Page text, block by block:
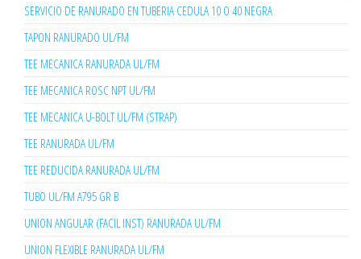
SERVICIO DE RANURADO EN TUBERIA CEDULA 10 O 40 NEGRA
TAPON RANURADO UL/FM
TEE MECANICA RANURADA UL/FM
TEE MECANICA ROSC NPT UL/FM
TEE MECANICA U-BOLT UL/FM (STRAP)
TEE RANURADA UL/FM
TEE REDUCIDA RANURADA UL/FM
TUBO UL/FM A795 GR B
UNION ANGULAR (FACIL INST) RANURADA UL/FM
UNION FLEXIBLE RANURADA UL/FM